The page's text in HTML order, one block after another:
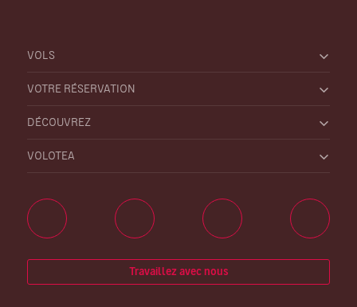
VOLS
VOTRE RÉSERVATION
DÉCOUVREZ
VOLOTEA
Travaillez avec nous